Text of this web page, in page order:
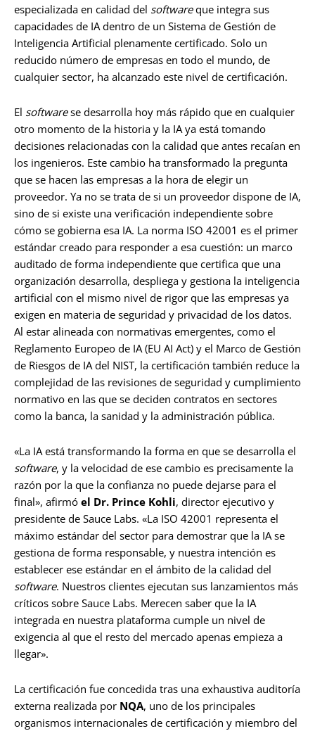
especializada en calidad del softwareque integra sus
capacidades de IA dentro de un Sistema de Gestión de
Inteligencia Artificial plenamente certificado. Solo un
reducido número de empresas en todo el mundo, de
cualquier sector, ha alcanzado este nivel de certificación.
El softwarese desarrolla hoy más rápido que en cualquier
otro momento de la historia y la IA ya está tomando
decisiones relacionadas con la calidad que antes recaían en
los ingenieros. Este cambio ha transformado la pregunta
que se hacen las empresas a la hora de elegir un
proveedor. Ya no se trata de si un proveedor dispone de IA,
sino de si existe una verificación independiente sobre
cómo se gobierna esa IA. La norma ISO 42001 es el primer
estándar creado para responder a esa cuestión: un marco
auditado de forma independiente que certifica que una
organización desarrolla, despliega y gestiona la inteligencia
artificial con el mismo nivel de rigor que las empresas ya
exigen en materia de seguridad y privacidad de los datos.
Al estar alineada con normativas emergentes, como el
Reglamento Europeo de IA (EU AI Act) y el Marco de Gestión
de Riesgos de IA del NIST, la certificación también reduce la
complejidad de las revisiones de seguridad y cumplimiento
normativo en las que se deciden contratos en sectores
como la banca, la sanidad y la administración pública.
«La IA está transformando la forma en que se desarrolla el
software, y la velocidad de ese cambio es precisamente la
razón por la que la confianza no puede dejarse para el
final», afirmó el Dr. Prince Kohli, director ejecutivo y
presidente de Sauce Labs. «La ISO 42001 representa el
máximo estándar del sector para demostrar que la IA se
gestiona de forma responsable, y nuestra intención es
establecer ese estándar en el ámbito de la calidad del
software. Nuestros clientes ejecutan sus lanzamientos más
críticos sobre Sauce Labs. Merecen saber que la IA
integrada en nuestra plataforma cumple un nivel de
exigencia al que el resto del mercado apenas empieza a
llegar».
La certificación fue concedida tras una exhaustiva auditoría
externa realizada por NQA, uno de los principales
organismos internacionales de certificación y miembro del